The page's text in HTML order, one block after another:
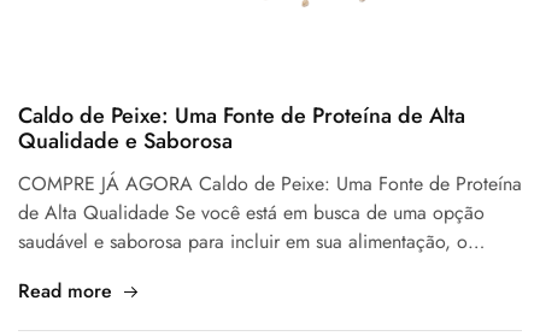
Caldo de Peixe: Uma Fonte de Proteína de Alta
Qualidade e Saborosa
COMPRE JÁ AGORA Caldo de Peixe: Uma Fonte de Proteína
de Alta Qualidade Se você está em busca de uma opção
saudável e saborosa para incluir em sua alimentação, o…
Read more